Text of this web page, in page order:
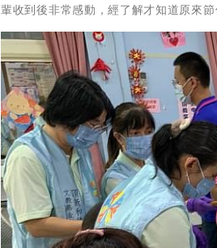
輩收到後非常感動，經了解才知道原來